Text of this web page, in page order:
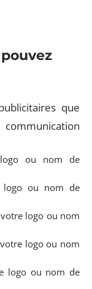
que
logo ou nom de
logo ou nom de
logo ou nom
logo ou nom
logo ou nom de